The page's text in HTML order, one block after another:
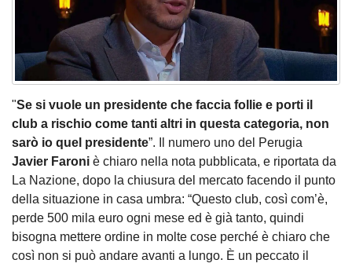
"Se si vuole un presidente che faccia follie e porti il
club a rischio come tanti altri in questa categoria, non
sarò io quel presidente”. Il numero uno del Perugia
Javier Faroni è chiaro nella nota pubblicata, e riportata da
La Nazione, dopo la chiusura del mercato facendo il punto
della situazione in casa umbra: “Questo club, così com’è,
perde 500 mila euro ogni mese ed è già tanto, quindi
bisogna mettere ordine in molte cose perché è chiaro che
così non si può andare avanti a lungo. È un peccato il